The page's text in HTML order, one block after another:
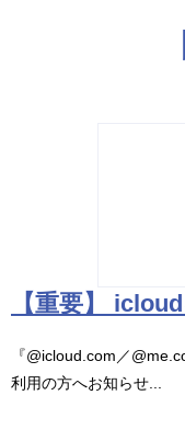
【重要】
『@icloud.com／
利用の方へお知らせ...